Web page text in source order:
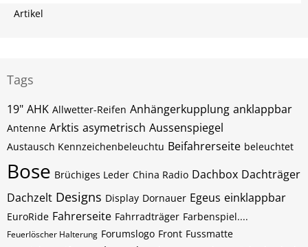
Artikel
Tags
19" AHK Allwetter-Reifen Anhängerkupplung anklappbar
Antenne Arktis asymetrisch Aussenspiegel
Austausch Kennzeichenbeleuchtu Beifahrerseite beleuchtet
Bose Brüchiges Leder China Radio Dachbox Dachträger
Dachzelt Designs Display Dornauer Egeus einklappbar
EuroRide Fahrerseite Fahrradträger Farbenspiel....
Feuerlöscher Halterung Forumslogo Front Fussmatte